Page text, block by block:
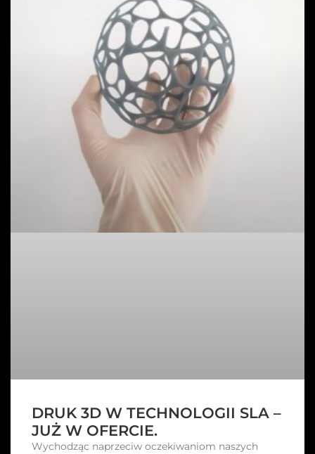
DRUK 3D W TECHNOLOGII SLA –
JUŻ W OFERCIE.
Wychodząc naprzeciw oczekiwaniom naszych